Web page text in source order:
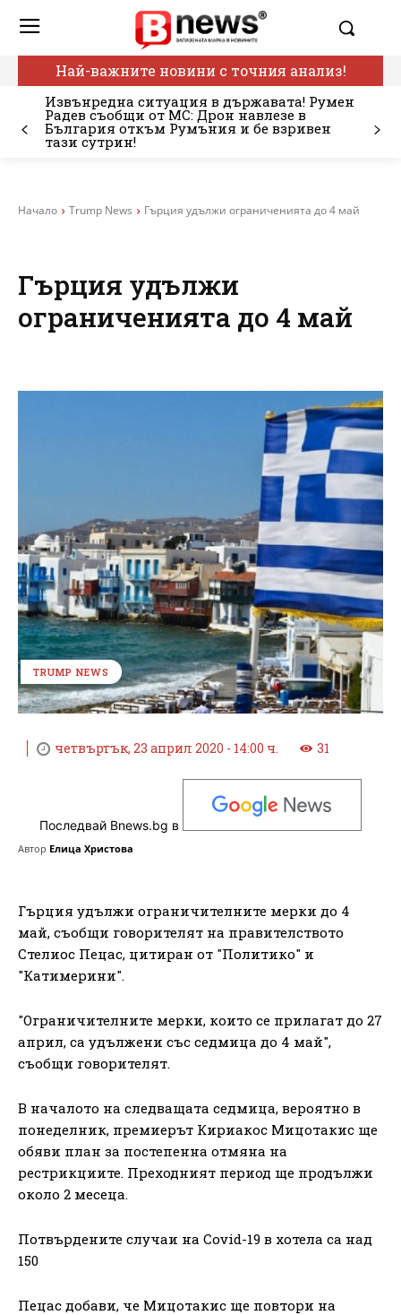
Най-важните новини с точния анализ!
Извънредна ситуация в държавата! Румен
Радев съобщи от МС: Дрон навлезе в
България откъм Румъния и бе взривен
тази сутрин!
Начало Trump News Гърция удължи ограниченията до 4 май
Гърция удължи
ограниченията до 4 май
TRUMP NEWS
четвъртък, 23 април 2020 - 14:00 ч. 31
Последвай Bnews.bg в
Автор Елица Христова
Гърция удължи ограничителните мерки до 4
май, съобщи говорителят на правителството
Стелиос Пецас, цитиран от "Политико" и
"Катимерини".
"Ограничителните мерки, които се прилагат до 27
април, са удължени със седмица до 4 май",
съобщи говорителят.
В началото на следващата седмица, вероятно в
понеделник, премиерът Кириакос Мицотакис ще
обяви план за постепенна отмяна на
рестрикциите. Преходният период ще продължи
около 2 месеца.
Потвърдените случаи на Covid-19 в хотела са над
150
Пецас добави, че Мицотакис ще повтори на